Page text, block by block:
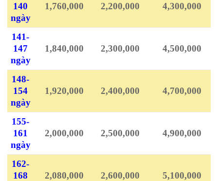
140
ngày
1,760,000 2,200,000 4,300,000
141-
147
ngày
1,840,000 2,300,000 4,500,000
148-
154
ngày
1,920,000 2,400,000 4,700,000
155-
161
ngày
2,000,000 2,500,000 4,900,000
162-
168
2,080,000 2,600,000 5,100,000